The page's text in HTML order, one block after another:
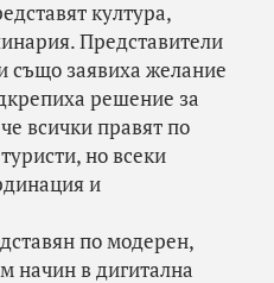
култура,
Представители
също заявиха желание
решение за
всички правят по
но всеки
и
по модерен,
начин в дигитална